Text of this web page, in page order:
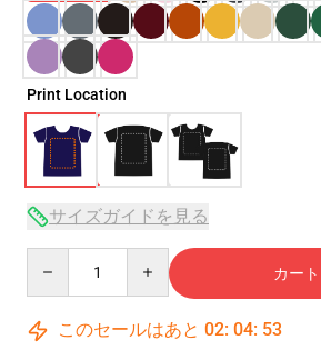
Print Location
サイズガイドを見る
カー
このセールはあと 02: 04: 52